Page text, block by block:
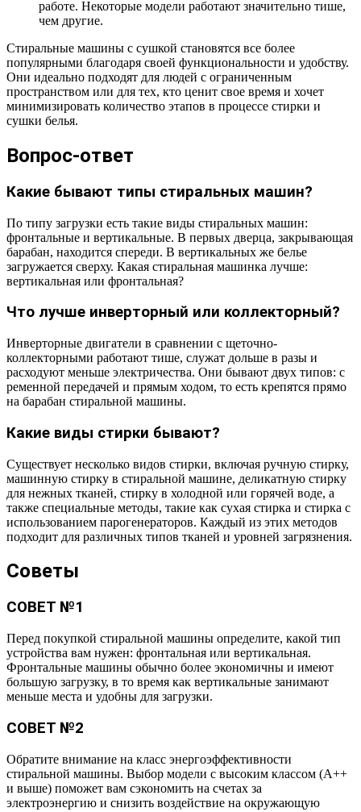
работе. Некоторые модели работают значительно тише,
чем другие.
Стиральные машины с сушкой становятся все более
популярными благодаря своей функциональности и удобству.
Они идеально подходят для людей с ограниченным
пространством или для тех, кто ценит свое время и хочет
минимизировать количество этапов в процессе стирки и
сушки белья.
Вопрос-ответ
Какие бывают типы стиральных машин?
По типу загрузки есть такие виды стиральных машин:
фронтальные и вертикальные. В первых дверца, закрывающая
барабан, находится спереди. В вертикальных же белье
загружается сверху. Какая стиральная машинка лучше:
вертикальная или фронтальная?
Что лучше инверторный или коллекторный?
Инверторные двигатели в сравнении с щеточно-
коллекторными работают тише, служат дольше в разы и
расходуют меньше электричества. Они бывают двух типов: с
ременной передачей и прямым ходом, то есть крепятся прямо
на барабан стиральной машины.
Какие виды стирки бывают?
Существует несколько видов стирки, включая ручную стирку,
машинную стирку в стиральной машине, деликатную стирку
для нежных тканей, стирку в холодной или горячей воде, а
также специальные методы, такие как сухая стирка и стирка с
использованием парогенераторов. Каждый из этих методов
подходит для различных типов тканей и уровней загрязнения.
Советы
СОВЕТ №1
Перед покупкой стиральной машины определите, какой тип
устройства вам нужен: фронтальная или вертикальная.
Фронтальные машины обычно более экономичны и имеют
большую загрузку, в то время как вертикальные занимают
меньше места и удобны для загрузки.
СОВЕТ №2
Обратите внимание на класс энергоэффективности
стиральной машины. Выбор модели с высоким классом (A++
и выше) поможет вам сэкономить на счетах за
электроэнергию и снизить воздействие на окружающую